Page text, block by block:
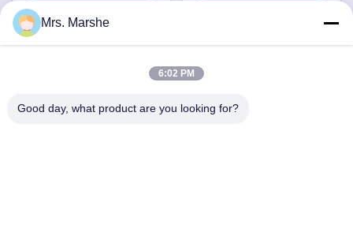
ที่อยู่
Mrs. Marshe
6:02 PM
Good day, what product are you looking for?